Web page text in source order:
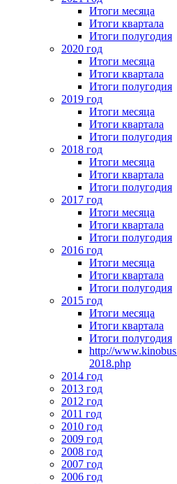
Итоги месяца
Итоги квартала
Итоги полугодия
2020 год
Итоги месяца
Итоги квартала
Итоги полугодия
2019 год
Итоги месяца
Итоги квартала
Итоги полугодия
2018 год
Итоги месяца
Итоги квартала
Итоги полугодия
2017 год
Итоги месяца
Итоги квартала
Итоги полугодия
2016 год
Итоги месяца
Итоги квартала
Итоги полугодия
2015 год
Итоги месяца
Итоги квартала
Итоги полугодия
http://
2018.php
2014 год
2013 год
2012 год
2011 год
2010 год
2009 год
2008 год
2007 год
2006 год